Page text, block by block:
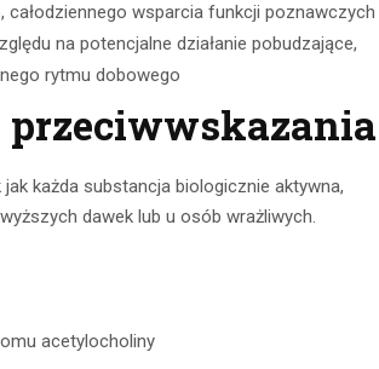
całodziennego wsparcia funkcji poznawczych
na potencjalne działanie pobudzające,
rytmu dobowego
każda substancja biologicznie aktywna,
dawek lub u osób wrażliwych.
acetylocholiny